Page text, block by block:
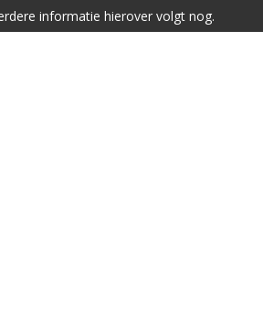
informatie hierover volgt nog.